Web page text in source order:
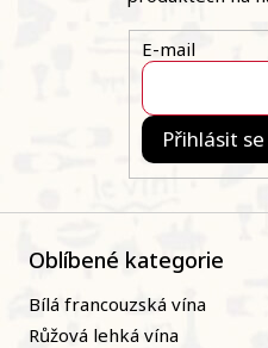
E-mail
Přihlásit se
Oblíbené kategorie
Bílá francouzská vína
Růžová lehká vína